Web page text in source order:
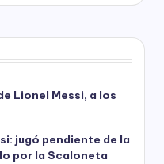
Lionel Messi, a los
jugó pendiente de la
por la Scaloneta